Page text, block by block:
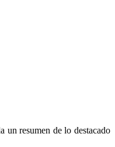
un resumen de lo destacado